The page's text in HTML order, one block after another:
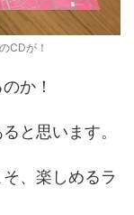
CDが！
か！
と思います。
、楽しめるラ